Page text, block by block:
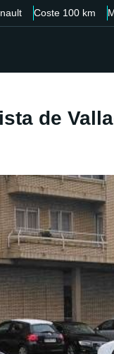
Coste 100 km
de